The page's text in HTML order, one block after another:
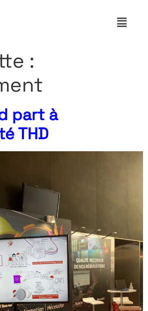
:
part à
THD